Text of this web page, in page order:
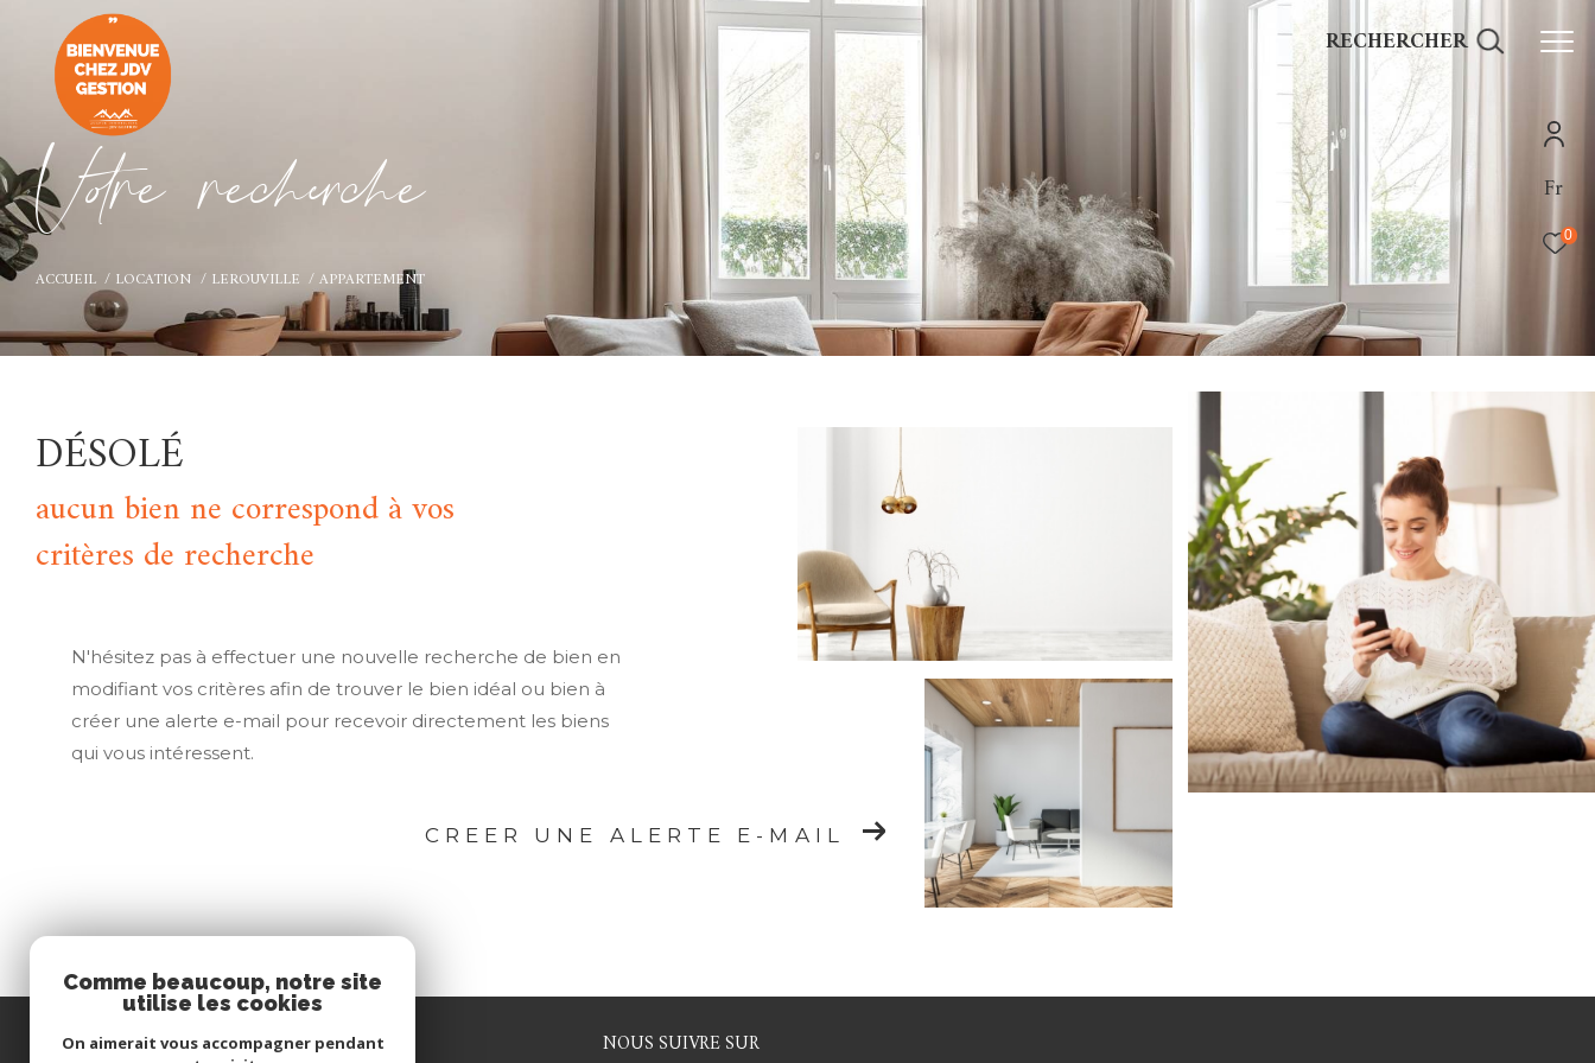
Fr
0
RECHERCHER
Vore recece
ACCUEIL LOCATION LEROUVILLE APPARTEMENT
DÉSOLÉ
aucun bien ne correspond à vos
critères de recherche
N'hésitez pas à effectuer une nouvelle recherche de bien en
modifiant vos critères afin de trouver le bien idéal ou bien à
créer une alerte e-mail pour recevoir directement les biens
qui vous intéressent.
CREER UNE ALERTE E-MAIL
JDV GESTION NOUS SUIVRE SUR
Comme beaucoup, notre site
utilise les cookies
On aimerait vous accompagner pendant